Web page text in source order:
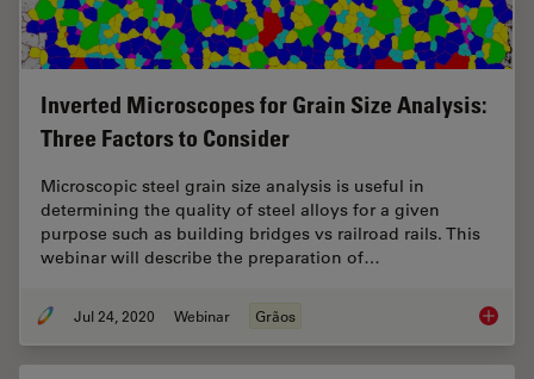
Inverted Microscopes for Grain Size Analysis:
Three Factors to Consider
Microscopic steel grain size analysis is useful in
determining the quality of steel alloys for a given
purpose such as building bridges vs railroad rails. This
webinar will describe the preparation of…
Jul 24, 2020 Webinar Grãos